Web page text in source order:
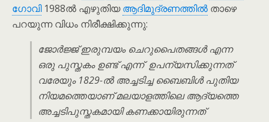
ഗോവി1988ൽ എഴുതിയആദിമുദ്രണത്തിൽ താഴെ
പറയുന്ന വിധം നിരീക്ഷിക്കുന്നു:
ജോർജ്ജ് ഇരുമ്പയം ചെറുപൈതങ്ങൾ എന്ന
ഒരു പുസ്തകം ഉണ്ട് എന്ന് ഉപന്യസിക്കുന്നത്
വരേയും 1829-ൽ അച്ചടിച്ച ബൈബിൾ പുതിയ
നിയമത്തെയാണ് മലയാളത്തിലെ ആദ്യത്തെ
അച്ചടിപുസ്തകമായി കണക്കായിരുന്നത്